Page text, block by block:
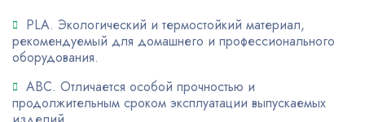
PLA. Экологический и термостойкий материал,
рекомендуемый для домашнего и профессионального
оборудования.
ABC. Отличается особой прочностью и
продолжительным сроком эксплуатации выпускаемых